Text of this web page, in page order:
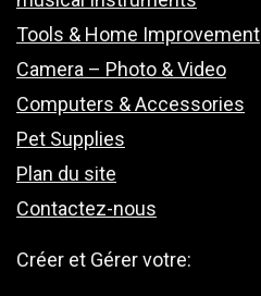
Tools & Home Improvement
Camera – Photo & Video
Computers & Accessories
Pet Supplies
Plan du site
Contactez-nous
Créer et Gérer votre: